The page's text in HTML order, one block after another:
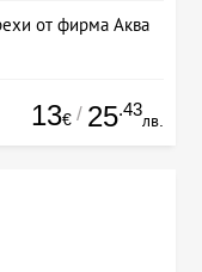
от фирма Аква
13€ / 25.43
лв.